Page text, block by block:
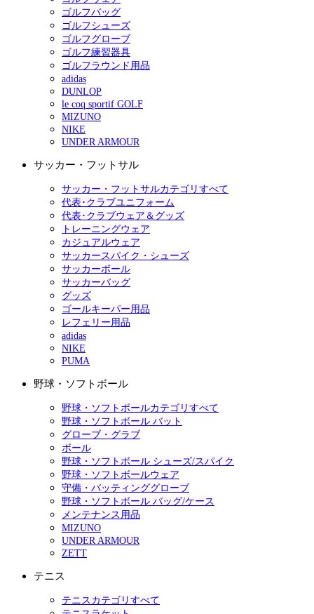
ゴルフバッグ
ゴルフシューズ
ゴルフグローブ
ゴルフ練習器具
ゴルフラウンド用品
adidas
DUNLOP
le coq sportif GOLF
MIZUNO
NIKE
UNDER ARMOUR
サッカー・フットサル
サッカー・フットサルカテゴリすべて
代表･クラブユニフォーム
代表･クラブウェア＆グッズ
トレーニングウェア
カジュアルウェア
サッカースパイク・シューズ
サッカーボール
サッカーバッグ
グッズ
ゴールキーパー用品
レフェリー用品
adidas
NIKE
PUMA
野球・ソフトボール
野球・ソフトボールカテゴリすべて
野球・ソフトボール バット
グローブ・グラブ
ボール
野球・ソフトボール シューズ/スパイク
野球・ソフトボールウェア
守備・バッティンググローブ
野球・ソフトボール バッグ/ケース
メンテナンス用品
MIZUNO
UNDER ARMOUR
ZETT
テニス
テニスカテゴリすべて